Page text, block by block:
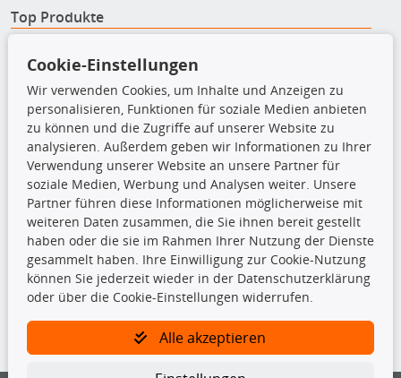
Top Produkte
Bremsbeläge
Bremsscheiben
Kupplungssatz
Querlenker
Radlager
Stoßdämpfer
TecDoc Inside
Die hier angezeigten Daten insbesondere die gesamte Datenbank dürfen
Cookie-Einstellungen
Wir verwenden Cookies, um Inhalte und Anzeigen zu
personalisieren, Funktionen für soziale Medien anbieten
zu können und die Zugriffe auf unserer Website zu
analysieren. Außerdem geben wir Informationen zu Ihrer
Verwendung unserer Website an unsere Partner für
soziale Medien, Werbung und Analysen weiter. Unsere
Partner führen diese Informationen möglicherweise mit
weiteren Daten zusammen, die Sie ihnen bereit gestellt
haben oder die sie im Rahmen Ihrer Nutzung der Dienste
gesammelt haben. Ihre Einwilligung zur Cookie-Nutzung
können Sie jederzeit wieder in der Datenschutzerklärung
oder über die Cookie-Einstellungen widerrufen.
Alle akzeptieren